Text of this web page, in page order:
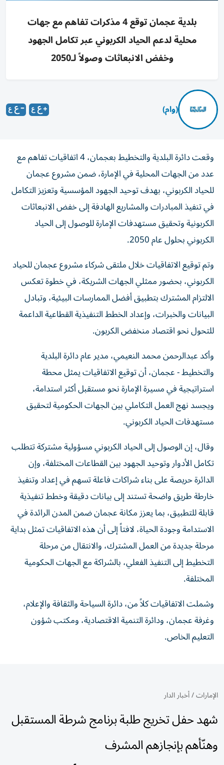
بلدية عجمان توقع 4 مذكرات تفاهم مع جهات
محلية لدعم الحياد الكربوني عبر تكامل الجهود
وخفض الانبعاثات وصولاً لـ2050
(وام)
وقعت دائرة البلدية والتخطيط بعجمان، 4 اتفاقيات تفاهم مع
عدد من الجهات المحلية في الإمارة، ضمن مشروع عجمان
للحياد الكربوني، بهدف توحيد الجهود المؤسسية وتعزيز التكامل
في تنفيذ المبادرات والمشاريع الهادفة إلى خفض الانبعاثات
الكربونية وتحقيق مستهدفات الإمارة للوصول إلى الحياد
الكربوني بحلول عام 2050.
وتم توقيع الاتفاقيات خلال ملتقى شركاء مشروع عجمان للحياد
الكربوني، بحضور ممثلي الجهات الشريكة، في خطوة تعكس
الالتزام المشترك بتطبيق أفضل الممارسات البيئية، وتبادل
البيانات والخبرات، وإعداد الخطط التنفيذية القطاعية الداعمة
للتحول نحو اقتصاد منخفض الكربون.
وأكد عبدالرحمن محمد النعيمي، مدير عام دائرة البلدية
والتخطيط - عجمان، أن توقيع الاتفاقيات يمثل محطة
استراتيجية في مسيرة الإمارة نحو مستقبل أكثر استدامة،
ويجسد نهج العمل التكاملي بين الجهات الحكومية لتحقيق
مستهدفات الحياد الكربوني.
وقال، إن الوصول إلى الحياد الكربوني مسؤولية مشتركة تتطلب
تكامل الأدوار وتوحيد الجهود بين القطاعات المختلفة، وإن
الدائرة حريصة على بناء شراكات فاعلة تسهم في إعداد وتنفيذ
خارطة طريق واضحة تستند إلى بيانات دقيقة وخطط تنفيذية
قابلة للتطبيق، بما يعزز مكانة عجمان ضمن المدن الرائدة في
الاستدامة وجودة الحياة، لافتاً إلى أن هذه الاتفاقيات تمثل بداية
مرحلة جديدة من العمل المشترك، والانتقال من مرحلة
التخطيط إلى التنفيذ الفعلي، بالشراكة مع الجهات الحكومية
المختلفة.
وشملت الاتفاقيات كلاً من، دائرة السياحة والثقافة والإعلام،
وغرفة عجمان، ودائرة التنمية الاقتصادية، ومكتب شؤون
التعليم الخاص.
الإمارات/أخبار الدار
شهد حفل تخريج طلبة برنامج شرطة المستقبل
وهنّأهم بإنجازهم المشرف